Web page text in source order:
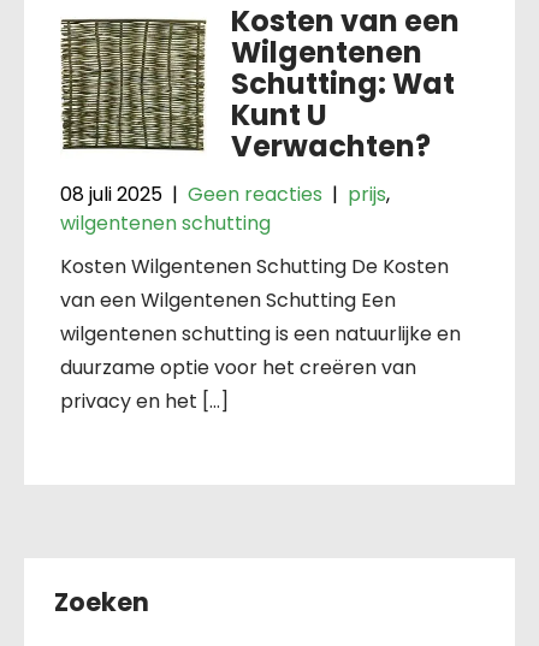
Kosten van een
Wilgentenen
Schutting: Wat
Kunt U
Verwachten?
08 juli 2025 | Geen reacties | prijs,
wilgentenen schutting
Kosten Wilgentenen Schutting De Kosten
van een Wilgentenen Schutting Een
wilgentenen schutting is een natuurlijke en
duurzame optie voor het creëren van
privacy en het […]
Zoeken